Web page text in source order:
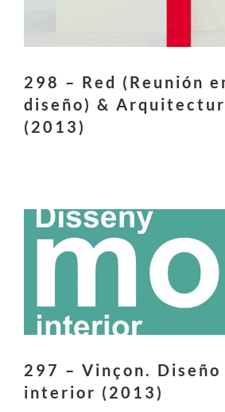
298 – Red (Reunión
diseño) &
(2013)
297 – Vinçon. Diseño
interior (2013)